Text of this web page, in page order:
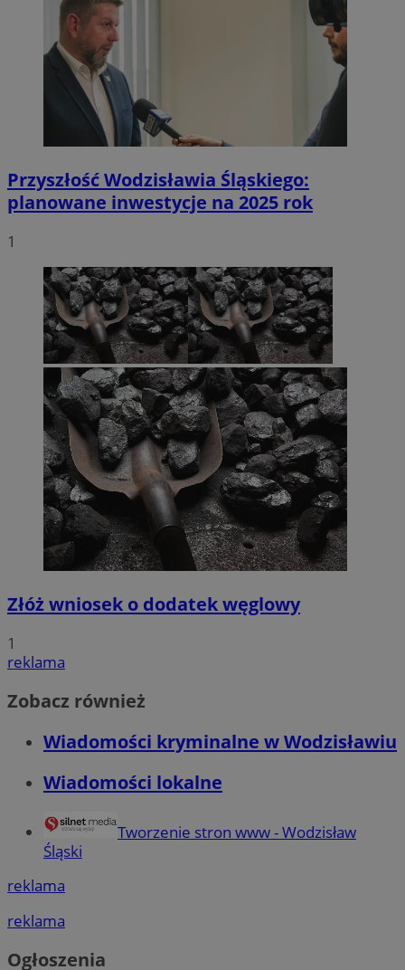
Przyszłość Wodzisławia Śląskiego:
planowane inwestycje na 2025 rok
1
Złóż wniosek o dodatek węglowy
1
reklama
Zobacz również
Wiadomości kryminalne w Wodzisławiu
Wiadomości lokalne
Tworzenie stron www - Wodzisław
Śląski
reklama
reklama
Ogłoszenia